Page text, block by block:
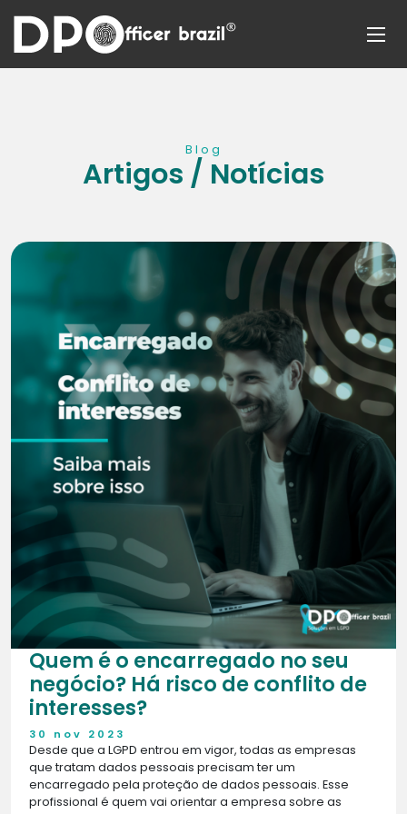
Blog
Artigos / Notícias
Quem é o encarregado no seu
negócio? Há risco de conflito de
interesses?
30 nov 2023
Desde que a LGPD entrou em vigor, todas as empresas
que tratam dados pessoais precisam ter um
encarregado pela proteção de dados pessoais. Esse
profissional é quem vai orientar a empresa sobre as